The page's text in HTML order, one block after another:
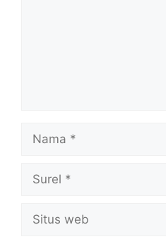
Nama
Surel
Situs
web